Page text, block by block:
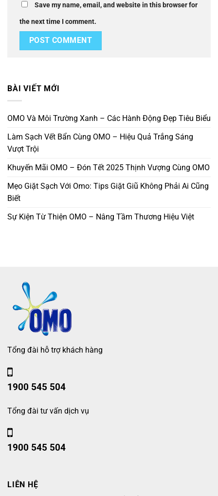
Save my name, email, and website in this browser for
the next time I comment.
BÀI VIẾT MỚI
OMO Và Môi Trường Xanh – Các Hành Động Đẹp Tiêu Biểu
Làm Sạch Vết Bẩn Cùng OMO – Hiệu Quả Trắng Sáng
Vượt Trội
Khuyến Mãi OMO – Đón Tết 2025 Thịnh Vượng Cùng OMO
Mẹo Giặt Sạch Với Omo: Tips Giặt Giũ Không Phải Ai Cũng
Biết
Sự Kiện Từ Thiện OMO – Nâng Tầm Thương Hiệu Việt
Tổng đài hỗ trợ khách hàng
1900 545 504
Tổng đài tư vấn dịch vụ
1900 545 504
LIÊN HỆ